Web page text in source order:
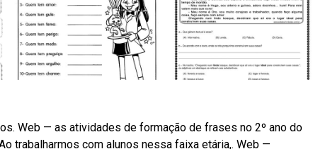
Web — as atividades de formação de frases no 2º ano do
trabalharmos com alunos nessa faixa etária,. Web —